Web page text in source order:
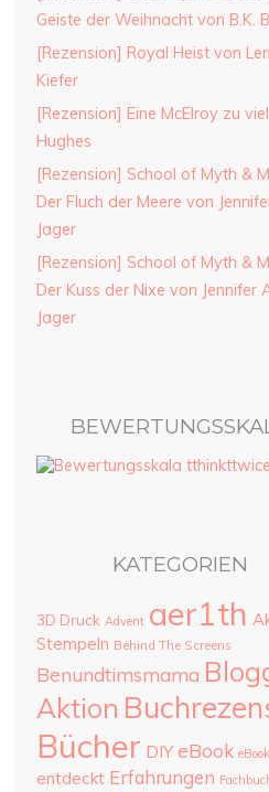
Geiste der Weihnacht von B.K.
[Rezension] Royal Heist von
Kiefer
[Rezension] Eine McElroy zu
Hughes
[Rezension] School of Myth &
Der Fluch der Meere von
Jager
[Rezension] School of Myth &
Der Kuss der Nixe von Jennifer
Jager
KATEGORIEN
3D Druck Advent aer1th
Stempeln Behind The Screens
Benundtimsmama
Aktion
Bücher DIY eBook
entdeckt Erfahrungen